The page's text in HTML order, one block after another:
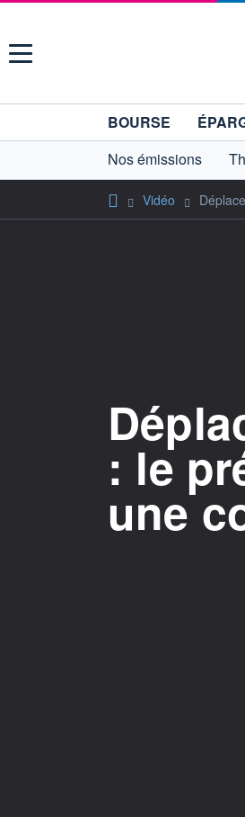
Menu
BOURSE
Nos émissions
Vidéo
: le
une